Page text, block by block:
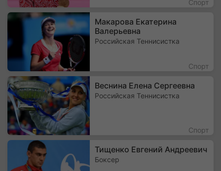
Спорт
Макарова Екатерина
Валерьевна
Российская Теннисистка
Спорт
Веснина Елена Сергеевна
Российская Теннисистка
Спорт
Тищенко Евгений Андреевич
Боксер